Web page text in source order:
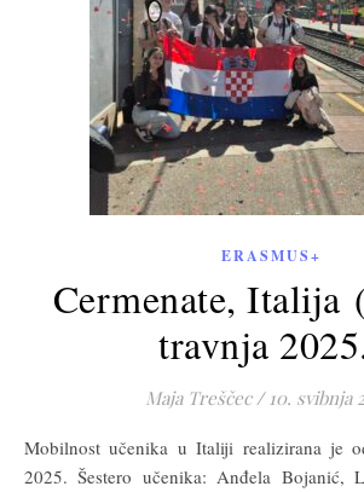
ERASMUS+
Cermenate, Italija
travnja
Maja Treščec / 10. svibnja
Mobilnost učenika u Italiji realizirana je od 7. do 12. travnja
2025. Šestero učenika: Anđela Bojanić,